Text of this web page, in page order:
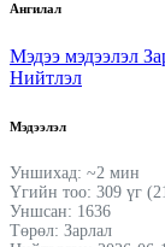
Ангилал
Мэдээ мэдээлэл
Нийтлэл
Мэдээлэл
Уншихад: ~2 мин
Үгийн тоо: 309 үг
Уншсан: 1636
Төрөл: Зарлал